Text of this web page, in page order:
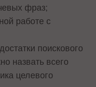
фраз;
работе с
поискового
назвать всего
целевого